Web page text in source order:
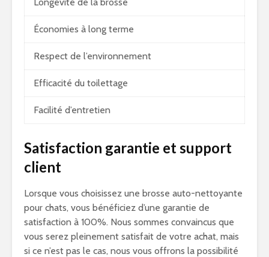
Économies à long terme
Respect de l’environnement
Efficacité du toilettage
Facilité d’entretien
Satisfaction garantie et support
client
Lorsque vous choisissez une brosse auto-nettoyante
pour chats, vous bénéficiez d’une garantie de
satisfaction à 100%. Nous sommes convaincus que
vous serez pleinement satisfait de votre achat, mais
si ce n’est pas le cas, nous vous offrons la possibilité